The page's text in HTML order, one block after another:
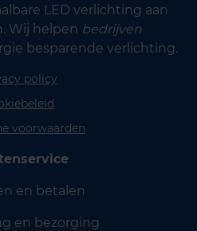
LED verlichting aan
Wij helpen bedrijven
besparende verlichting.
policy
voorwaarden
en betalen
en bezorging